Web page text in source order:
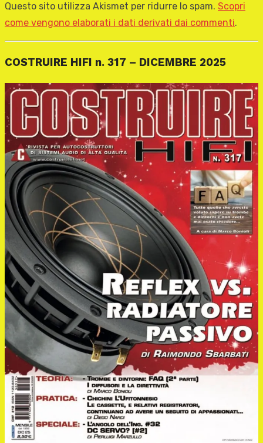
Questo sito utilizza Akismet per ridurre lo spam. Scopri
come vengono elaborati i dati derivati dai commenti.
COSTRUIRE HIFI n. 317 – DICEMBRE 2025